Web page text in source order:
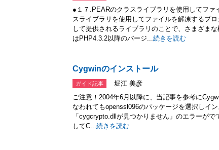
●１７.PEARのクラスライブラリを使用してフ
スライブラリを使用してファイルを解凍するプ
して提供されるライブラリのことで、さまざま
はPHP4.3.2以降のバージ...続きを読む
Cygwinのインストール
ガイド記事
堀江 美彦
ご注意！2004年6月以降に、当記事を参考に
なわれてもopenssl096のパッケージを選択しイ
「cygcrypto.dllが見つかりません」のエラーが
してC...続きを読む